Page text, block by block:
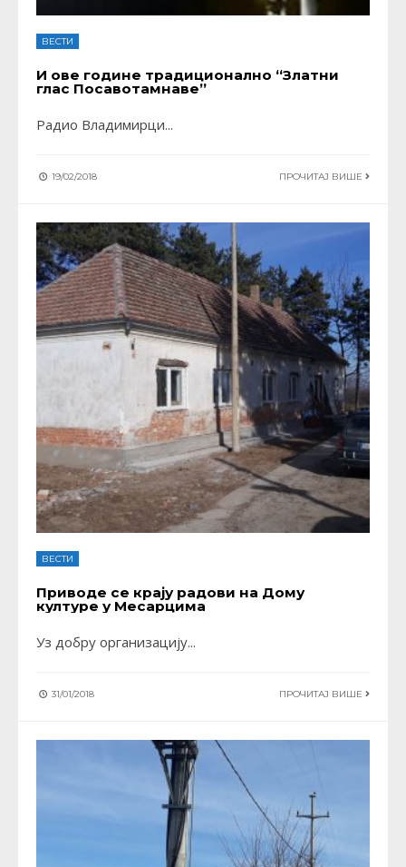
ВЕСТИ
И ове године традиционално “Златни
глас Посавотамнаве”
Радио Владимирци...
19/02/2018 ПРОЧИТАЈ ВИШЕ
ВЕСТИ
Приводе се крају радови на Дому
културе у Месарцима
Уз добру организацију...
31/01/2018 ПРОЧИТАЈ ВИШЕ